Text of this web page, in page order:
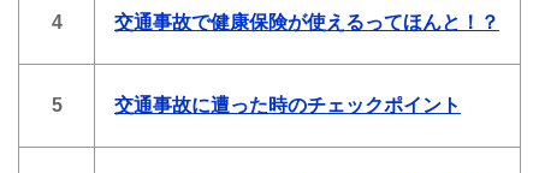
4 交通事故で健康保険が使えるってほんと！？
5 交通事故に遭った時のチェックポイント